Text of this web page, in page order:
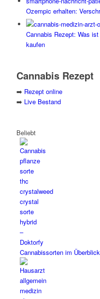
Ozempic erhalten:
Cannabis Rezept: Was
kaufen
Cannabis Rezept
➡️ Rezept online
➡️ Live Bestand
Beliebt
Cannabissorten im